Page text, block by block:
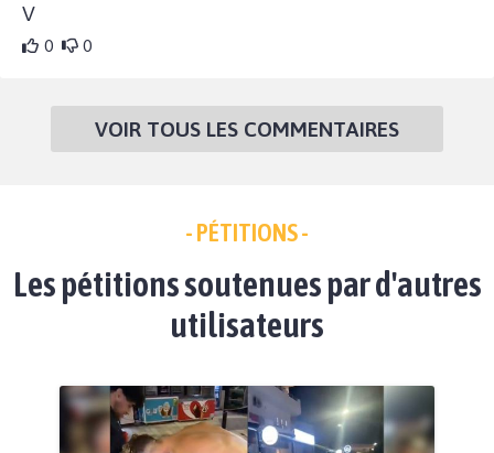
V
0 0
VOIR TOUS LES COMMENTAIRES
- PÉTITIONS -
Les pétitions soutenues par d'autres
utilisateurs